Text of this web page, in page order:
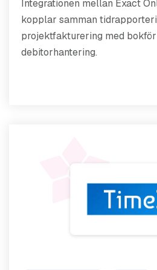
Integrationen mellan Exact
kopplar samman
projektfakturering med
debitorhantering.